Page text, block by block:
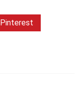
Pinterest